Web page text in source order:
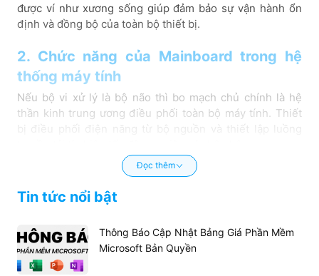
được ví như xương sống giúp đảm bảo sự vận hành ổn
định và đồng bộ của toàn bộ thiết bị.
2. Chức năng của Mainboard trong hệ
thống máy tính
Nếu bộ vi xử lý là bộ não thì bo mạch chủ chính là hệ
thần kinh trung ương điều phối toàn bộ máy tính. Thiết
Các nhóm nhiệm vụ chính bao gồm:
Liên kết và phân phối điện năng:
điện chính từ bộ nguồn, hạ áp và điều phối dòng
điều áp số chuyên dụng.
Truyền tải dữ liệu tốc độ cao:Định tuyến dòng chảy
dữ liệu giữa bộ vi xử lý, card đồ họa và các thiết bị
Đọc thêm
Tin tức nổi bật
Thông Báo Cập Nhật Bảng Giá Phần Mềm
Microsoft Bản Quyền